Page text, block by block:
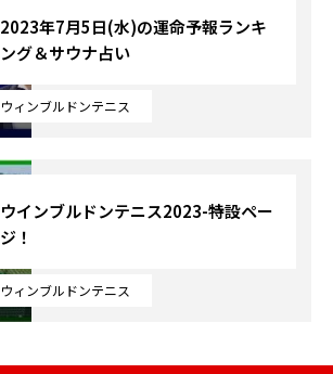
ウィンブルドンテニス
2023年7月5日(水)の運命予報ランキ
ング＆サウナ占い
ウィンブルドンテニス
ウインブルドンテニス2023-特設ペー
ジ！